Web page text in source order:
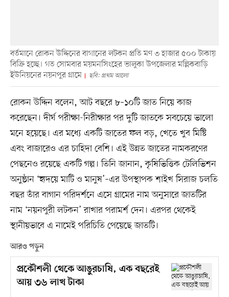
বর্তমানে রোকন উদ্দিনের বাগানের লটকন প্রতি মণ ৩ হাজার ৫০০ টাকায়
বিক্রি হচ্ছে। গত সোমবার ময়মনসিংহের ভালুকা উপজেলার মল্লিকবাড়ি
ইউনিয়নের নয়নপুর গ্রামে
ছবি: প্রথম আলো
রোকন উদ্দিন বলেন, আট বছরে ৮–১০টি জাত নিয়ে কাজ
করেছেন। দীর্ঘ পরীক্ষা-নিরীক্ষার পর দুটি জাতকে সবচেয়ে ভালো
মনে হয়েছে। এর মধ্যে একটি জাতের ফল বড়, খেতে খুব মিষ্টি
এবং বাজারেও এর চাহিদা বেশি। এই উন্নত জাতের নামকরণের
পেছনেও রয়েছে একটি গল্প। তিনি জানান, কৃষিভিত্তিক টেলিভিশন
অনুষ্ঠান ‘হৃদয়ে মাটি ও মানুষ’–এর উপস্থাপক শাইখ সিরাজ চলতি
বছর তাঁর বাগান পরিদর্শনে এসে গ্রামের নাম অনুসারে জাতটির
নাম ‘নয়নপুরী লটকন’ রাখার পরামর্শ দেন। এরপর থেকেই
স্থানীয়ভাবে এ নামেই পরিচিতি পেয়েছে জাতটি।
আরও পড়ুন
প্রকৌশলী থেকে আঙুরচাষি, এক বছরেই
আয় ৩৬ লাখ টাকা